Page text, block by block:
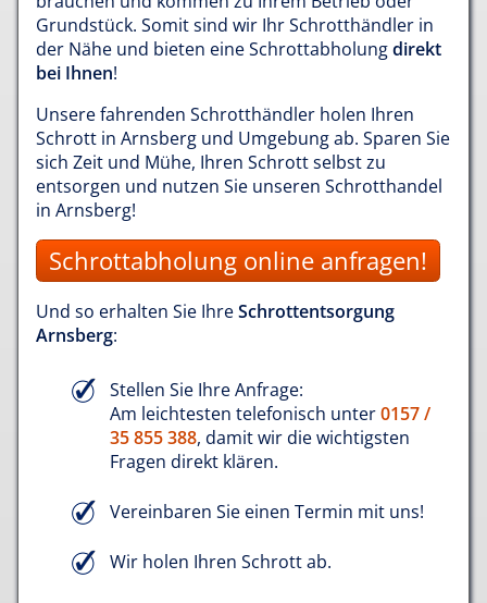
Grundstück. Somit sind wir Ihr Schrotthändler in
der Nähe und bieten eine Schrottabholungdirekt
bei Ihnen!
Unsere fahrenden Schrotthändler holen Ihren
Schrott in Arnsberg und Umgebung ab. Sparen Sie
sich Zeit und Mühe, Ihren Schrott selbst zu
entsorgen und nutzen Sie unseren Schrotthandel
in Arnsberg!
Schrottabholung online anfragen!
Und so erhalten Sie IhreSchrottentsorgung
Arnsberg:
Stellen Sie Ihre Anfrage:
Am leichtesten telefonisch unter0157 /
35 855 388, damit wir die wichtigsten
Fragen direkt klären.
Vereinbaren Sie einen Termin mit uns!
Wir holen Ihren Schrott ab.